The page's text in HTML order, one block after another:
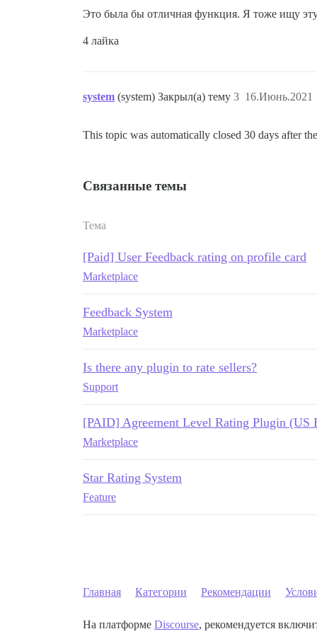
Это была бы отличная функция. Я тоже ищу
4 лайка
system (system) Закрыл(а) тему 16.Июнь.2021
3
This topic was automatically closed 30 days after
Связанные темы
Тема
[Paid] User Feedback rating on profile card
Marketplace
Feedback System
Marketplace
Is there any plugin to rate sellers?
Support
[PAID] Agreement Level Rating Plugin (US
Marketplace
Star Rating System
Feature
Главная Категории Рекомендации
На платформе Discourse, рекомендуется